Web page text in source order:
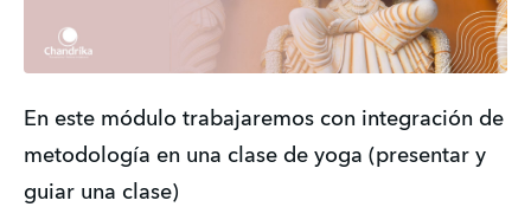
En este módulo trabajaremos con integración de
metodología en una clase de yoga (presentar y
guiar una clase)